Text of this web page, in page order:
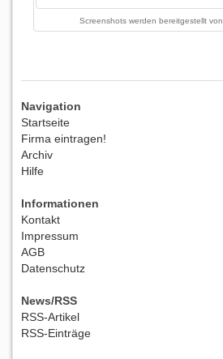
Screenshots werden bereitgestellt von
Navigation
Startseite
Firma eintragen!
Archiv
Hilfe
Informationen
Kontakt
Impressum
AGB
Datenschutz
News/RSS
RSS-Artikel
RSS-Einträge